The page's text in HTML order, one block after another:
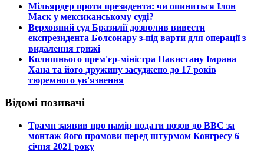
​Мільярдер проти президента: чи опиниться Ілон
Маск у мексиканському суді?
​Верховний суд Бразилії дозволив вивести
експрезидента Болсонару з-під варти для операції з
видалення грижі
​Колишнього прем'єр-міністра Пакистану Імрана
Хана та його дружину засуджено до 17 років
тюремного ув'язнення
Відомі позивачі
​Трамп заявив про намір подати позов до ВВС за
монтаж його промови перед штурмом Конгресу 6
січня 2021 року